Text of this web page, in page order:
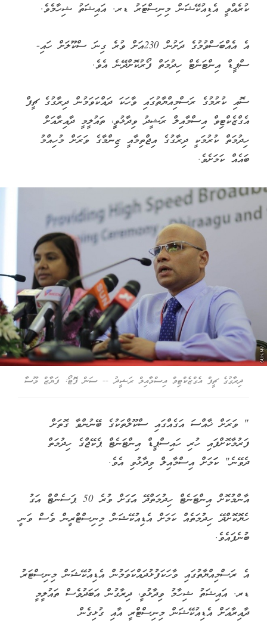
ކުރެއްވީ އެޑިއުކޭޝަން މިނިސްޓަރު ޑރ. އައިޝަތު ޝިހާމެވެ.
އެ އެއްބަސްވުމުގެ ދަށުން 230އަށް ވުރެ ގިނަ ސްކޫލަށް ހައި-
ސްޕީޑް އިންޓަނެޓް ހިދުމަތް ފޯރުކޮށްދޭނެ އެވެ.
ސޮއި ކުރުމުގެ ރަސްމިއްޔާތުގައި ވާހަކަ ދައްކަވަމުން ދިރާގުގެ ޗީފް
އެގްޒެކްޓިވް އިސްމާއިލް ރަޝީދު ވިދާޅުވީީ، ތައުލީމީ ދާއިރާއަށް
ހިދުމަތް ކުރުމަކީ ދިރާގުގެ އިޖްތިމާއީ ޒިންމާގެ ވަރަށް މުހިއްމު
ބައެއް ކަމަށެވެ.
ދިރާގުގެ ޗީފް އެގްޒެކްޓިވް އިސްމާއިލް ރަޝީދު -- ސަން ފޮޓޯ: ފަޔާޒް މޫސާ
" ވަރަށް ޚާއްސަ އަގެއްގައި ސްކޫލްތަކުގެ ބޭނުންވާ ގޮތަށް
ފަރުމާކޮށްފައި ހުރި ހައިސްޕީޑް އިންޓަނެޓް ޕެކޭޖްގެ ހިދުމަތް
ދެވޭނެ" ކަަމަށް އިސްމާއިލް ވިދާޅުވި އެވެ.
އާންމުކޮށް އިންޓަނެޓް ހިދުމަތްދޭ އަަގަށް ވުރެ 50 ޕަސެންޓް އަގު
ހެޔޮކޮށްދޭ ހިދުމަތެއް ކަމަށް އެޑިއުކޭޝަން މިނިސްޓްރީން ވެސް ވަނީ
ބުނެފައެވެ.
އެ ރަސްމިއްޔާތުގައި ވާހަކަފުޅުދައްކަވަމުން އެޑިއުކޭޝަން މިނިސްޓަރު
ޑރ. އައިޝަތު ޝިހާމު ވިދާޅުވީ، ދިރާގުން އަބަދުވެސް ތައުލީމީ
ދާއިރާއަށް އެޑިއުކޭޝަން މިނިސްޓްރީ އާއި ގުޅިގެން